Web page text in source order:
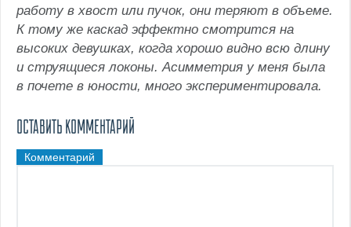
работу в хвост или пучок, они теряют в объеме.
К тому же каскад эффектно смотрится на
высоких девушках, когда хорошо видно всю длину
и струящиеся локоны. Асимметрия у меня была
в почете в юности, много экспериментировала.
ОСТАВИТЬ КОММЕНТАРИЙ
Комментарий